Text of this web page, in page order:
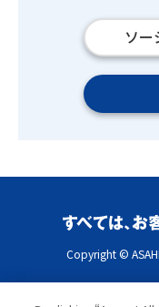
ソー
Copyright ©